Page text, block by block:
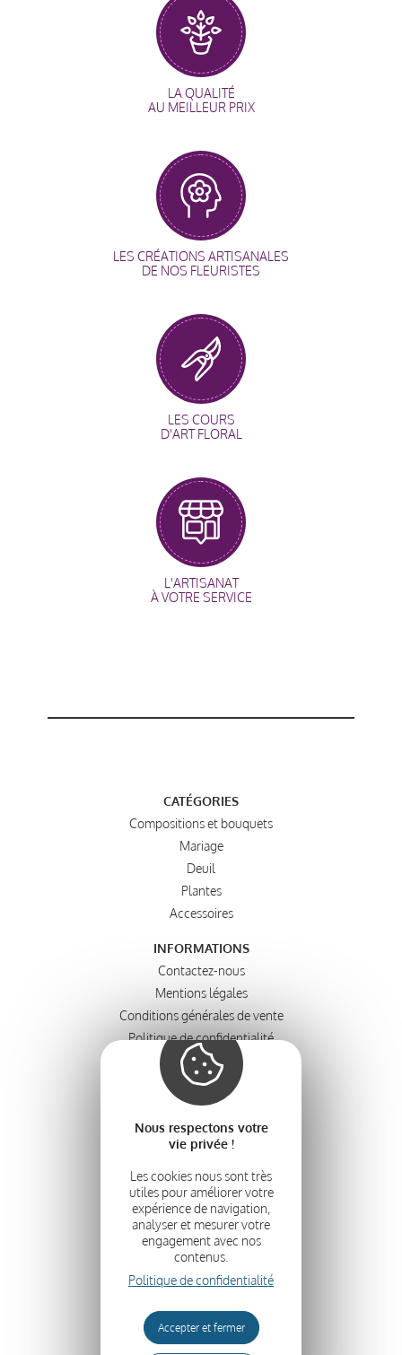
Nous respectons votre
vie privée !
Les cookies nous sont très
utiles pour améliorer votre
expérience de navigation,
analyser et mesurer votre
engagement avec nos
contenus.
Politique de confidentialité
Accepter et fermer
LA QUALITÉ
AU MEILLEUR PRIX
LES CRÉATIONS ARTISANALES
DE NOS FLEURISTES
LES COURS
D'ART FLORAL
L'ARTISANAT
À VOTRE SERVICE
CATÉGORIES
Compositions et bouquets
Mariage
Deuil
Plantes
Accessoires
INFORMATIONS
Contactez-nous
Mentions légales
Conditions générales de vente
Politique de confidentialité
MON COMPTE
Tableau de bord
Mes adresses
Se déconnecter
Suivez-nous